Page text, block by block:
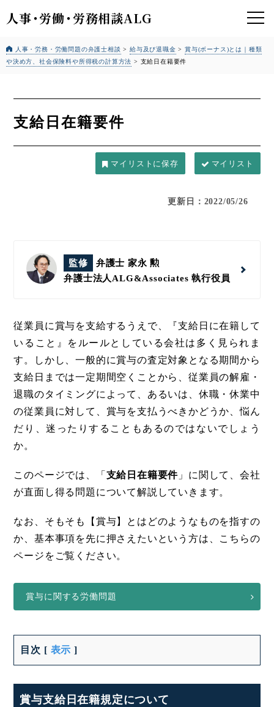
人事・労働・労務相談ALG
人事・労務・労働問題の弁護士相談 >給与及び退職金 >賞与(ボーナス)とは｜種類
や決め方、社会保険料や所得税の計算方法 > 支給日在籍要件
支給日在籍要件
マイリスト
更新日：2022/05/26
監修
弁護士 家永 勲
弁護士法人ALG&Associates執行役員
従業員に賞与を支給するうえで、『支給日に在籍して
いること』をルールとしている会社は多く見られま
す。しかし、一般的に賞与の査定対象となる期間から
支給日までは一定期間空くことから、従業員の解雇・
退職のタイミングによって、あるいは、休職・休業中
の従業員に対して、賞与を支払うべきかどうか、悩ん
だり、迷ったりすることもあるのではないでしょう
か。
このページでは、「 支給日在籍要件 」に関して、会社
が直面し得る問題について解説していきます。
なお、そもそも【賞与】とはどのようなものを指すの
か、基本事項を先に押さえたいという方は、こちらの
ページをご覧ください。
賞与に関する労働問題
目次 [ 表示 ]
賞与支給日在籍規定について